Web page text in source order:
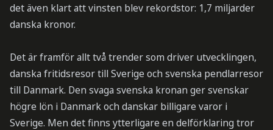
det även klart att vinsten blev rekordstor: 1,7 miljarder
danska kronor.
Det är framför allt två trender som driver utvecklingen,
danska fritidsresor till Sverige och svenska pendlarresor
till Danmark. Den svaga svenska kronan ger svenskar
högre lön i Danmark och danskar billigare varor i
Sverige. Men det finns ytterligare en delförklaring tror